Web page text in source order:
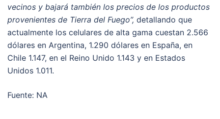
vecinos y bajará también los precios de los productos
provenientes de Tierra del Fuego”, detallando que
actualmente los celulares de alta gama cuestan 2.566
dólares en Argentina, 1.290 dólares en España, en
Chile 1.147, en el Reino Unido 1.143 y en Estados
Unidos 1.011.
Fuente: NA